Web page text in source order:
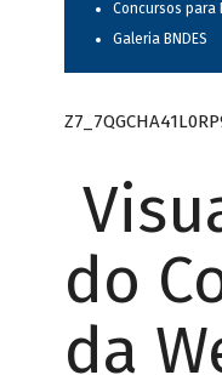
Concursos para
Galeria BNDES
do
da